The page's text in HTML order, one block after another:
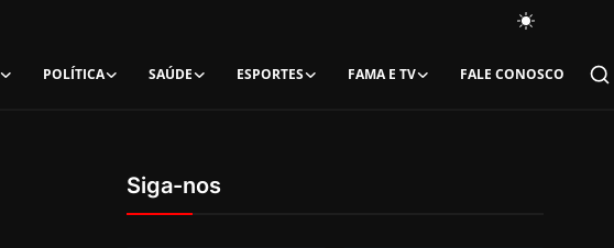
POLÍTICA SAÚDE ESPORTES FAMA E TV FALE CONOSCO
Siga-nos